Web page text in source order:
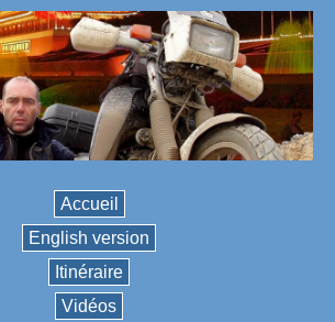
Accueil
English version
Itinéraire
Vidéos